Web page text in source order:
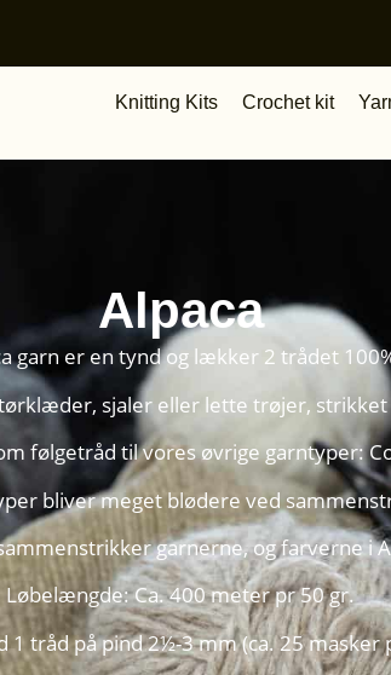
Knitting Kits Crochet kit
Alpaca
garn er en tynd og lækker 2 trådet
sjaler eller lette trøjer,
følgetråd til vores øvrige garntyper:
bliver meget blødere ved
garnerne, og farverne i
Løbelængde: Ca. 400 meter pr 50 gr.
1 tråd på pind 2½-3 mm (ca. 25 masker